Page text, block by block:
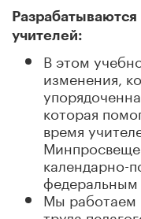
учителей:
В этом
изменения,
которая
время
календарно-
Мы работаем